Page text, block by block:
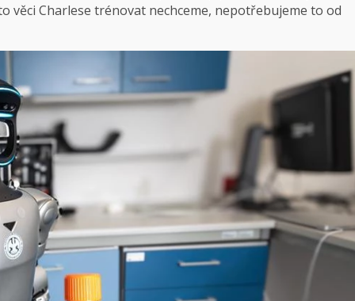
věci Charlese trénovat nechceme, nepotřebujeme to od